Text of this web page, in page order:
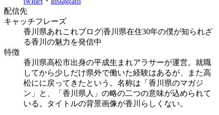
配信先
キャッチフレーズ
香川県あれこれブログ|香川県在住30年の僕が知られざ
る香川の魅力を発信中
特徴
香川県高松市出身の平成生まれアラサーが運営。就職
してから少しだけ県外で働いた経験はあるが、また高
松にに戻ってきたという。名称は「香川県のマガジ
ン」と、「香川県人」の略の二つの意味が込められて
いる。タイトルの背景画像が香川らしくない。